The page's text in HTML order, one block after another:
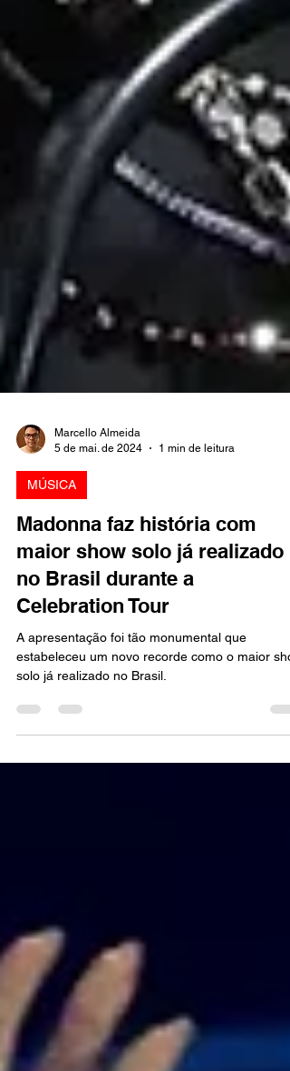
Marcello Almeida
5 de mai. de 2024
1 min de leitura
MÚSICA
Madonna faz história com
maior show solo já realizado
no Brasil durante a
solo já realizado no Brasil.